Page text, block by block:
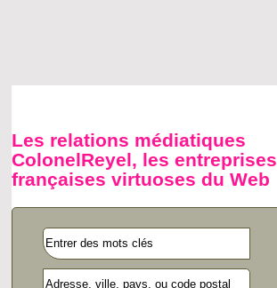
Les relations médiatiques
ColonelReyel, les entreprises
françaises virtuoses du Web